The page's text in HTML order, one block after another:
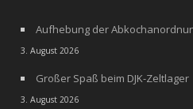
Aufhebung der
3. August 2026
Großer Spaß beim DJK-Zeltlager
3. August 2026